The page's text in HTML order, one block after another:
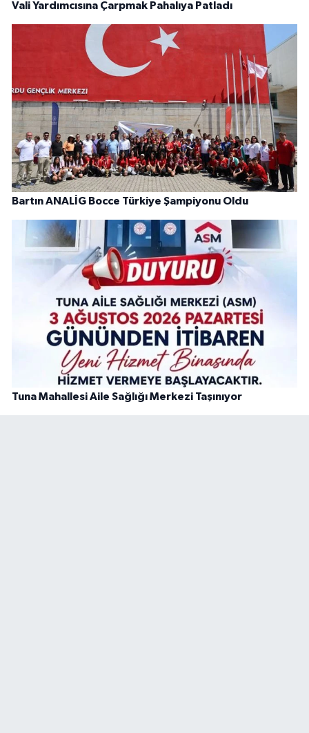
Vali Yardımcısına Çarpmak Pahalıya Patladı
Bartın ANALİG Bocce Türkiye Şampiyonu Oldu
Tuna Mahallesi Aile Sağlığı Merkezi Taşınıyor